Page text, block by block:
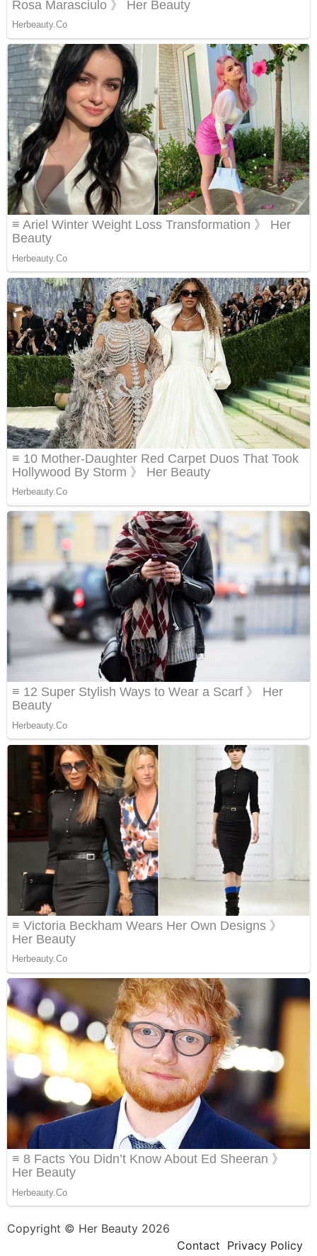
Copyright © Her Beauty 2026
Contact Privacy Policy